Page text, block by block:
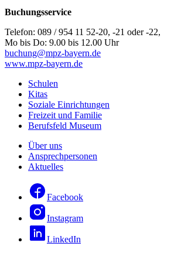
Buchungsservice
Telefon: 089 / 954 11 52-20, -21 oder -22,
Mo bis Do: 9.00 bis 12.00 Uhr
buchung@mpz-bayern.de
www.mpz-bayern.de
Schulen
Kitas
Soziale Einrichtungen
Freizeit und Familie
Berufsfeld Museum
Über uns
Ansprechpersonen
Aktuelles
Facebook
Instagram
LinkedIn